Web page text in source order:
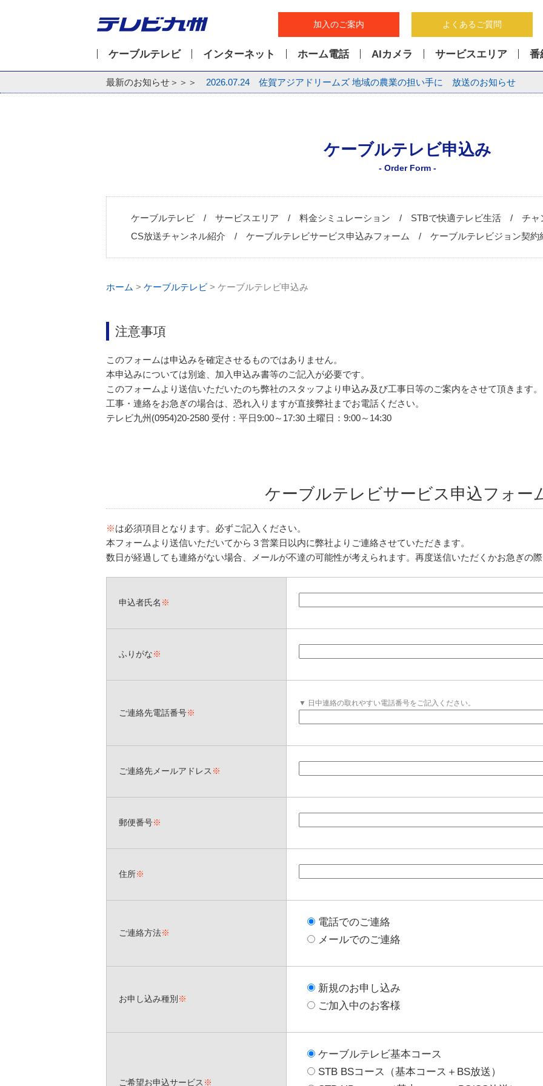
加入のご案内 よくあるご質問
ケーブルテレビ インターネット ホーム電話 AIカメラ サービスエリア 番
最新のお知らせ＞＞＞ 2026.07.24 佐賀アジアドリームズ 地域の農業の担い手に 放送のお知らせ
ケーブルテレビ申込み
- Order Form -
ケーブルテレビ サービスエリア 料金シミュレーション STBで快適テレビ生活
チャ
CS放送チャンネル紹介
ケーブルテレビサービス申込みフォーム ケーブルテレビジョン契約
ホーム > ケーブルテレビ > ケーブルテレビ申込み
注意事項
このフォームは申込みを確定させるものではありません。
本申込みについては別途、加入申込み書等のご記入が必要です。
このフォームより送信いただいたのち弊社のスタッフより申込み及び工事日等のご案内をさせて頂きます。
工事・連絡をお急ぎの場合は、恐れ入りますが直接弊社までお電話ください。
テレビ九州(0954)20-2580 受付：平日9:00～17:30 土曜日：9:00～14:30
ケーブルテレビサービス申込フォー
※は必須項目となります。必ずご記入ください。
本フォームより送信いただいてから３営業日以内に弊社よりご連絡させていただきます。
数日が経過しても連絡がない場合、メールが不達の可能性が考えられます。再度送信いただくかお急ぎの
申込者氏名 ※
ふりがな※
ご連絡先電話番号※
▼ 日中連絡の取れやすい電話番号をご記入ください。
ご連絡先メールアドレス ※
郵便番号※
住所※
ご連絡方法※
電話でのご連絡
メールでのご連絡
お申し込み種別 ※
新規のお申し込み
ご加入中のお客様
ご希望お申込サービス ※
ケーブルテレビ基本コース
STB BSコース（基本コース＋BS放送）